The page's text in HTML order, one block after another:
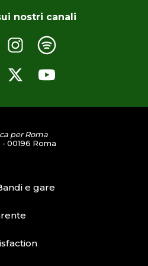
nostri canali
per Roma
00196 Roma
e gare